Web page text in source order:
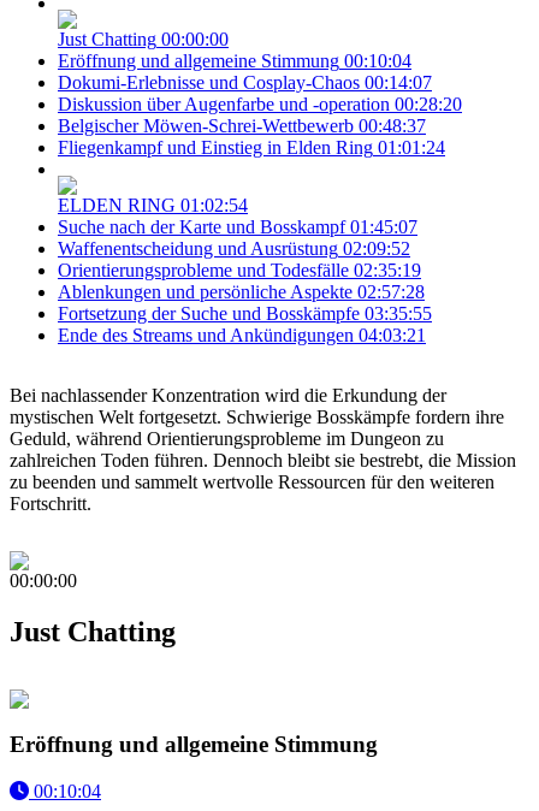
Just Chatting 00:00:00
Eröffnung und allgemeine Stimmung 00:10:04
Dokumi-Erlebnisse und Cosplay-Chaos 00:14:07
Diskussion über Augenfarbe und -operation 00:28:20
Belgischer Möwen-Schrei-Wettbewerb 00:48:37
Fliegenkampf und Einstieg in Elden Ring 01:01:24
ELDEN RING 01:02:54
Suche nach der Karte und Bosskampf 01:45:07
Waffenentscheidung und Ausrüstung 02:09:52
Orientierungsprobleme und Todesfälle 02:35:19
Ablenkungen und persönliche Aspekte 02:57:28
Fortsetzung der Suche und Bosskämpfe 03:35:55
Ende des Streams und Ankündigungen 04:03:21
Bei nachlassender Konzentration wird die Erkundung der
mystischen Welt fortgesetzt. Schwierige Bosskämpfe fordern ihre
Geduld, während Orientierungsprobleme im Dungeon zu
zahlreichen Toden führen. Dennoch bleibt sie bestrebt, die Mission
zu beenden und sammelt wertvolle Ressourcen für den weiteren
Fortschritt.
00:00:00
Just Chatting
Eröffnung und allgemeine Stimmung
00:10:04